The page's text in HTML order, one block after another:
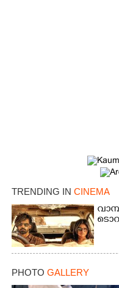
TRENDING IN CINEMA
PHOTO GALLERY